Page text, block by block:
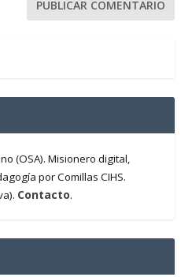
(OSA). Misionero digital,
por Comillas CIHS.
Contacto.